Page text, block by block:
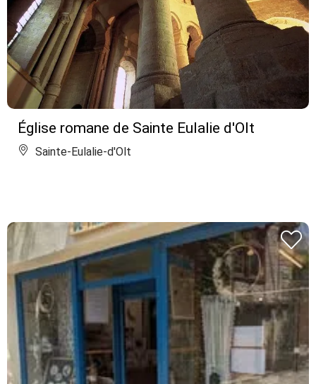
Église romane de Sainte Eulalie d'Olt
Sainte-Eulalie-d'Olt